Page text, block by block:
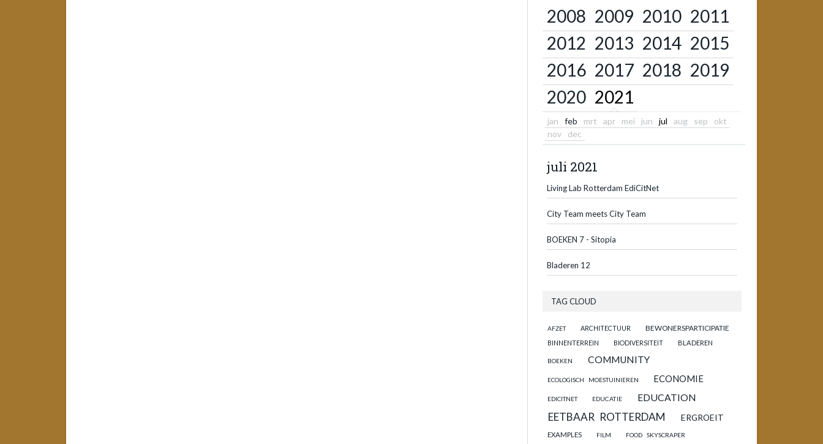
2008 2009 2010 2011
2012 2013 2014 2015
2016 2017 2018 2019
2020 2021
jan feb mrt apr mei jun jul aug sep
okt
nov
dec
juli 2021
Living Lab Rotterdam EdiCitNet
City Team meets City Team
BOEKEN 7 - Sitopia
Bladeren 12
TAG CLOUD
AFZET ARCHITECTUUR BEWONERSPARTICIPATIE
BINNENTERREIN BIODIVERSITEIT BLADEREN
BOEKEN COMMUNITY
ECOLOGISCH MOESTUINIEREN ECONOMIE
EDICITNET EDUCATIE EDUCATION
EETBAAR ROTTERDAM ERGROEIT
EXAMPLES FILM FOOD SKYSCRAPER